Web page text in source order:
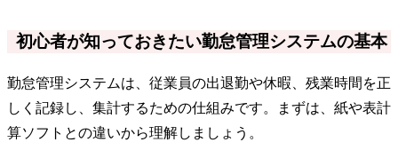
初心者が知っておきたい勤怠管理システムの基本
勤怠管理システムは、従業員の出退勤や休暇、残業時間を正
しく記録し、集計するための仕組みです。まずは、紙や表計
算ソフトとの違いから理解しましょう。